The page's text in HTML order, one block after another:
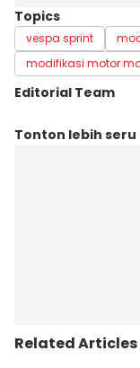
Topics
vespa sprint
modifikasi motor
Editorial Team
Editor
Tonton lebih seru
Related Articles